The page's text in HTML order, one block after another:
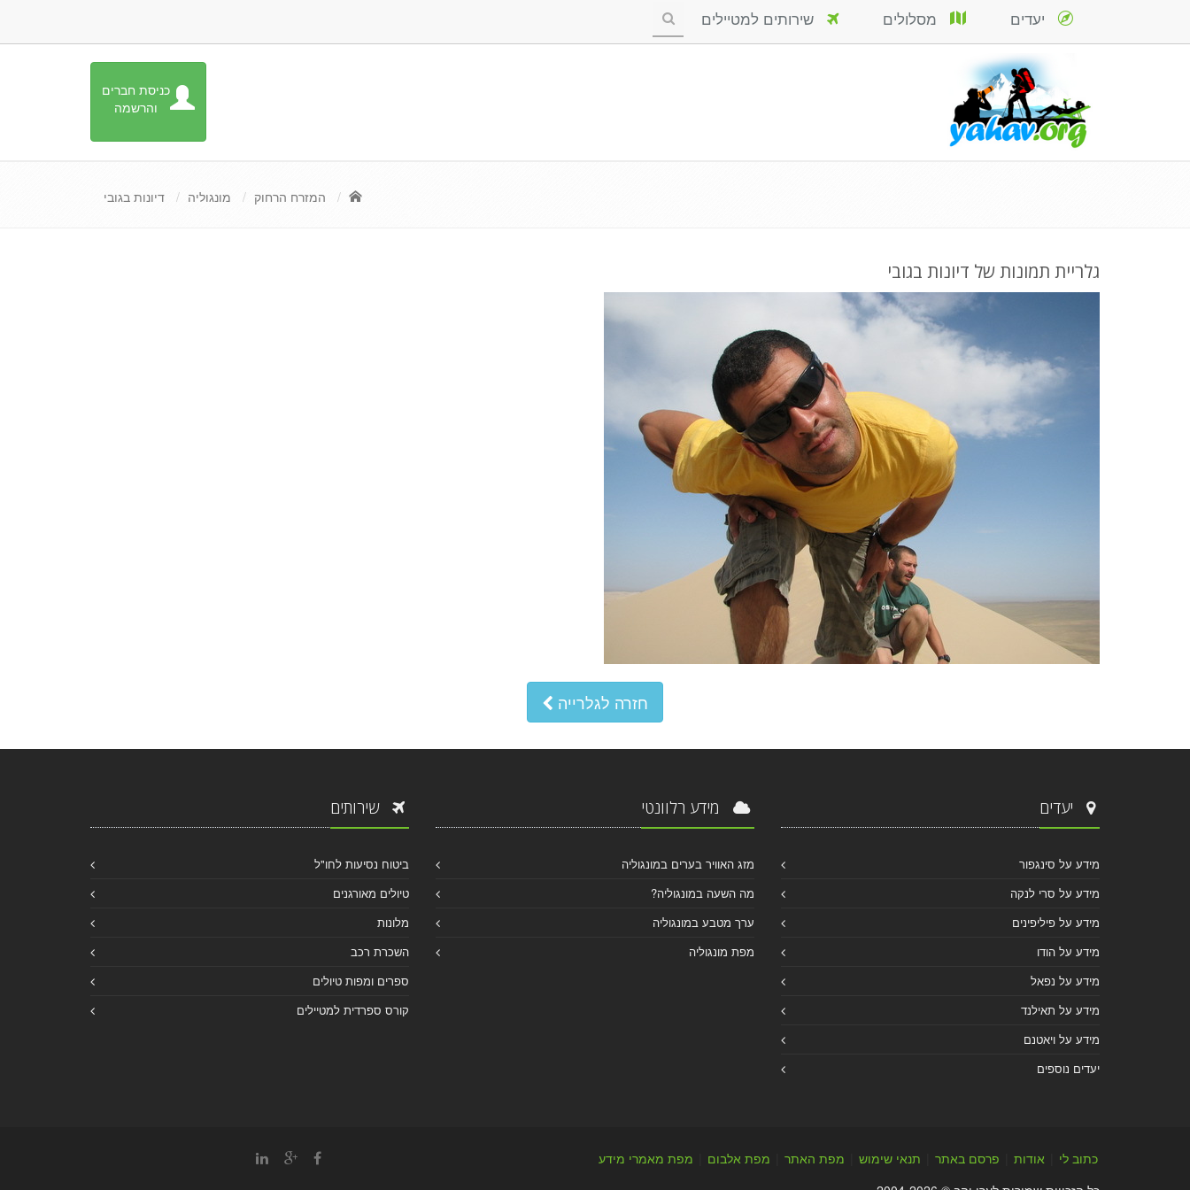
כניסת חברים
והרשמה
יעדים מסלולים שירותים למטיילים
המזרח הרחוק מונגוליה דיונות בגובי
גלריית תמונות של דיונות בגובי
חזרה לגלרייה
יעדים
מידע על סינגפור
מידע על סרי לנקה
מידע על פיליפינים
מידע על הודו
מידע על נפאל
מידע על תאילנד
מידע על ויאטנם
יעדים נוספים
מידע רלוונטי
מזג האוויר בערים במונגוליה
מה השעה במונגוליה?
ערך מטבע במונגוליה
מפת מונגוליה
שירותים
ביטוח נסיעות לחו"ל
טיולים מאורגנים
מלונות
השכרת רכב
ספרים ומפות טיולים
קורס ספרדית למטיילים
כתוב לי אודות פרסם באתר תנאי שימוש מפת האתר מפת אלבום
מפת מאמרי מידע